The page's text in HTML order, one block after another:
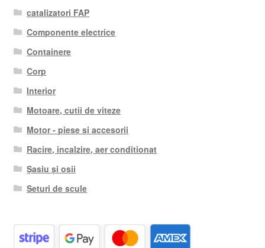
catalizatori FAP
Componente electrice
Containere
Corp
Interior
Motoare, cutii de viteze
Motor - piese si accesorii
Racire, incalzire, aer conditionat
Șasiu și osii
Seturi de scule